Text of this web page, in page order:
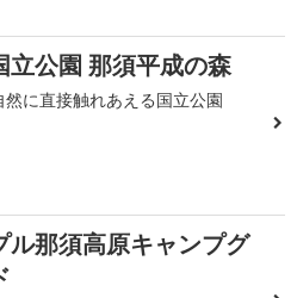
立公園 那須平成の森
然に直接触れあえる国立公園
ル那須高原キャンプグ